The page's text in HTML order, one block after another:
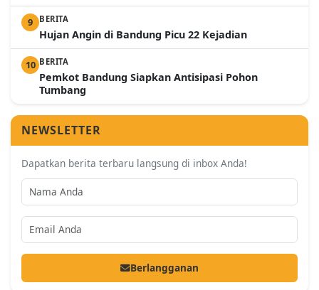
9 BERITA
Hujan Angin di Bandung Picu 22 Kejadian
10 BERITA
Pemkot Bandung Siapkan Antisipasi Pohon
Tumbang
NEWSLETTER
Dapatkan berita terbaru langsung di inbox Anda!
Berlangganan